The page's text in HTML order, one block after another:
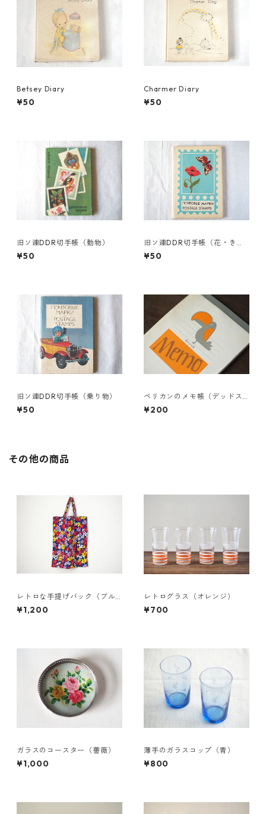
Betsey Diary
¥50
Charmer Diary
¥50
旧ソ連DDR切手帳（動物）
¥50
旧ソ連DDR切手帳（花・きの
こ4面）
¥50
旧ソ連DDR切手帳（乗り物）
¥50
ペリカンのメモ帳（デッドス
トック）
¥200
その他の商品
レトロな手提げバック（ブル
ー）
¥1,200
レトログラス（オレンジ）
¥700
ガラスのコースター（薔薇）
¥1,000
薄手のガラスコップ（青）
¥800